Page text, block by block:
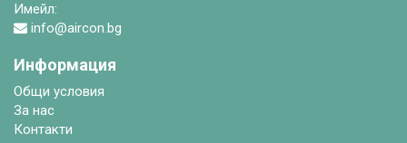
Имейл:
info@aircon.bg
Информация
Общи условия
За нас
Контакти